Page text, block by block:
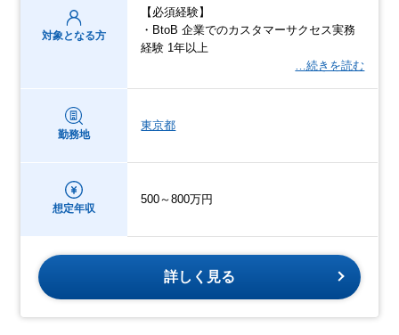
対象となる方
【必須経験】
・BtoB 企業でのカスタマーサクセス実務
経験 1年以上
…続きを読む
勤務地
東京都
想定年収
500～800万円
詳しく見る